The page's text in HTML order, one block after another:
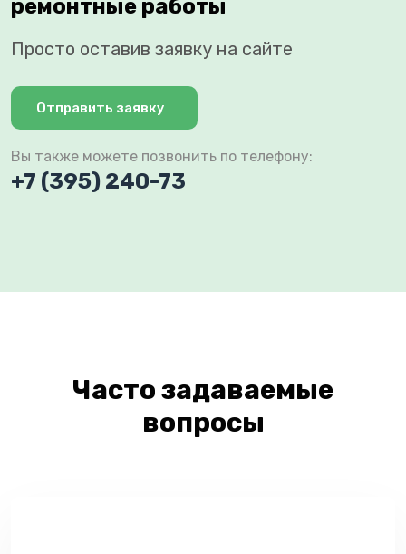
ремонтные работы
Просто оставив заявку на сайте
Отправить заявку
Вы также можете позвонить по телефону:
+7 (395) 240-73
Часто задаваемые
вопросы